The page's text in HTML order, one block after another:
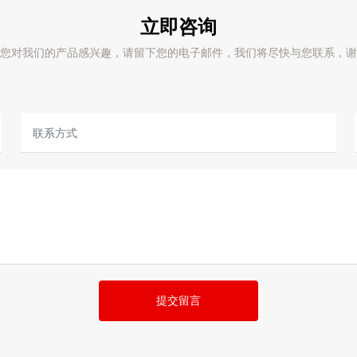
立即咨询
对我们的产品感兴趣，请留下您的电子邮件，我们将尽快与您联系，
提交留言